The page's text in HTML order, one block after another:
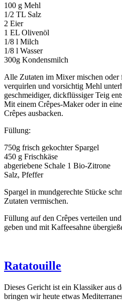
100 g Mehl
1/2 TL Salz
2 Eier
1 EL Olivenöl
1/8 l Milch
1/8 l Wasser
300g Kondensmilch
Alle Zutaten im Mixer mischen oder
verquirlen und vorsichtig Mehl
geschmeidiger, dickflüssiger Teig
Mit einem Crêpes-Maker oder in
Crêpes ausbacken.
Füllung:
750g frisch gekochter Spargel
450 g Frischkäse
abgeriebene Schale 1 Bio-Zitrone
Salz, Pfeffer
Spargel in mundgerechte Stücke
Zutaten vermischen.
Füllung auf den Crêpes verteilen
geben und mit Kaffeesahne
Ratatouille
Dieses Gericht ist ein Klassiker aus
bringen wir heute etwas